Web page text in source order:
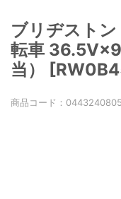
ブリヂスト
転車
当）
商品コード：